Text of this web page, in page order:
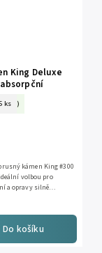
King Deluxe
ks )
Do košíku
kámen King #300
volbou pro
a opravy silně